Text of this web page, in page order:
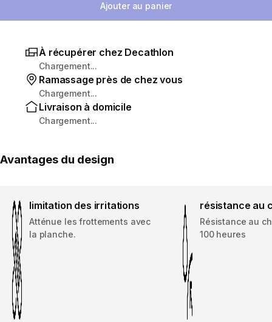
Ajouter au panier
À récupérer chez Decathlon
Chargement...
Ramassage près de chez vous
Chargement...
Livraison à domicile
Chargement...
Avantages du design
limitation des irritations
Atténue les frottements avec
la planche.
résistance au
Résistance au
100 heures